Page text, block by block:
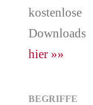
kostenlose
Downloads
hier »»
BEGRIFFE